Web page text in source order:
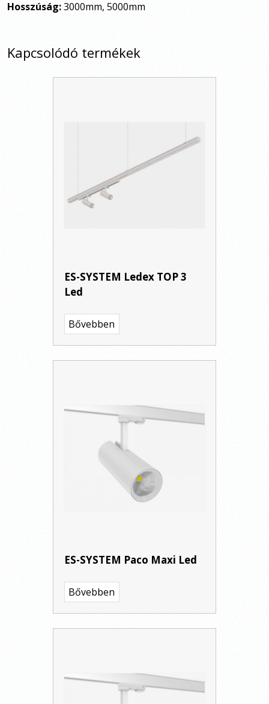
Hosszúság:3000mm, 5000mm
Kapcsolódó termékek
ES-SYSTEM Ledex TOP 3
Led
Bővebben
ES-SYSTEM Paco Maxi Led
Bővebben